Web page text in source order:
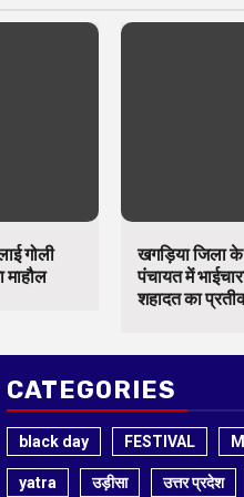
गोली
माहौल
खगड़िया जिला
पंचायत में
शहादत का
CATEGORIES
black day FESTIVAL
yatra उड़ीसा उत्तर प्रदेश